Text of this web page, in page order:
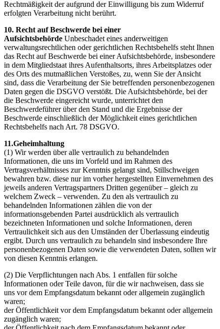
Rechtmäßigkeit der aufgrund der Einwilligung bis zum Widerruf
erfolgten Verarbeitung nicht berührt.
10. Recht auf Beschwerde bei einer
Aufsichtsbehörde Unbeschadet eines anderweitigen
verwaltungsrechtlichen oder gerichtlichen Rechtsbehelfs steht Ihnen
das Recht auf Beschwerde bei einer Aufsichtsbehörde, insbesondere
in dem Mitgliedstaat ihres Aufenthaltsorts, ihres Arbeitsplatzes oder
des Orts des mutmaßlichen Verstoßes, zu, wenn Sie der Ansicht
sind, dass die Verarbeitung der Sie betreffenden personenbezogenen
Daten gegen die DSGVO verstößt. Die Aufsichtsbehörde, bei der
die Beschwerde eingereicht wurde, unterrichtet den
Beschwerdeführer über den Stand und die Ergebnisse der
Beschwerde einschließlich der Möglichkeit eines gerichtlichen
Rechtsbehelfs nach Art. 78 DSGVO.
11.Geheimhaltung
(1) Wir werden über alle vertraulich zu behandelnden
Informationen, die uns im Vorfeld und im Rahmen des
Vertragsverhältnisses zur Kenntnis gelangt sind, Stillschweigen
bewahren bzw. diese nur im vorher hergestellten Einvernehmen des
jeweils anderen Vertragspartners Dritten gegenüber – gleich zu
welchem Zweck – verwenden. Zu den als vertraulich zu
behandelnden Informationen zählen die von der
informationsgebenden Partei ausdrücklich als vertraulich
bezeichneten Informationen und solche Informationen, deren
Vertraulichkeit sich aus den Umständen der Überlassung eindeutig
ergibt. Durch uns vertraulich zu behandeln sind insbesondere Ihre
personenbezogenen Daten sowie die verwendeten Daten, sollten wir
von diesen Kenntnis erlangen.
(2) Die Verpflichtungen nach Abs. 1 entfallen für solche
Informationen oder Teile davon, für die wir nachweisen, dass sie
uns vor dem Empfangsdatum bekannt oder allgemein zugänglich
waren;
der Öffentlichkeit vor dem Empfangsdatum bekannt oder allgemein
zugänglich waren;